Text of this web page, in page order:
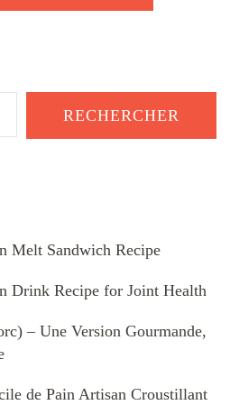
RECHERCHER
Melt Sandwich Recipe
Drink Recipe for Joint Health
– Une Version Gourmande,
de Pain Artisan Croustillant